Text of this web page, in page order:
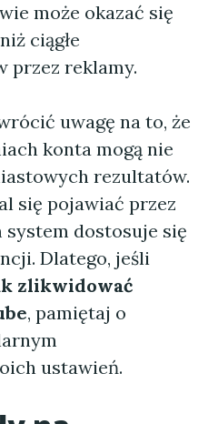
może okazać się
ciągłe
przez reklamy.
uwagę na to, że
konta mogą nie
rezultatów.
się pojawiać przez
system dostosuje się
Dlatego, jeśli
zlikwidować
, pamiętaj o
ustawień.